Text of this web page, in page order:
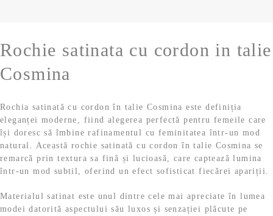
9
9
9
l
9
l
e
i
Rochie satinata cu cordon in talie
Cosmina
Rochia satinată cu cordon în talie Cosmina este definiția
eleganței moderne, fiind alegerea perfectă pentru femeile care
își doresc să îmbine rafinamentul cu feminitatea într-un mod
natural. Această rochie satinată cu cordon în talie Cosmina se
remarcă prin textura sa fină și lucioasă, care captează lumina
într-un mod subtil, oferind un efect sofisticat fiecărei apariții.
Materialul satinat este unul dintre cele mai apreciate în lumea
modei datorită aspectului său luxos și senzației plăcute pe